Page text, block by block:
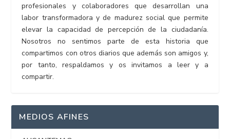
profesionales y colaboradores que desarrollan una
labor transformadora y de madurez social que permite
elevar la capacidad de percepción de la ciudadanía.
Nosotros no sentimos parte de esta historia que
compartimos con otros diarios que además son amigos y,
por tanto, respaldamos y os invitamos a leer y a
compartir.
MEDIOS AFINES